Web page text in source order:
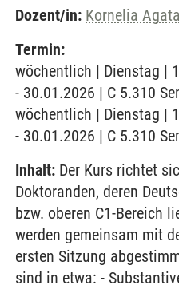
Dozent/in: Kornelia
Termin:
wöchentlich | Dienstag |
- 30.01.2026 | C 5.310
wöchentlich | Dienstag |
- 30.01.2026 | C 5.310
Inhalt: Der Kurs richtet
Doktoranden, deren
bzw. oberen C1-Bereich
werden gemeinsam mit
ersten Sitzung
sind in etwa: -